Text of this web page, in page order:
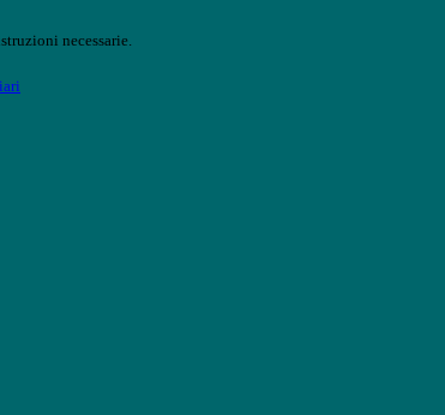
necessarie.